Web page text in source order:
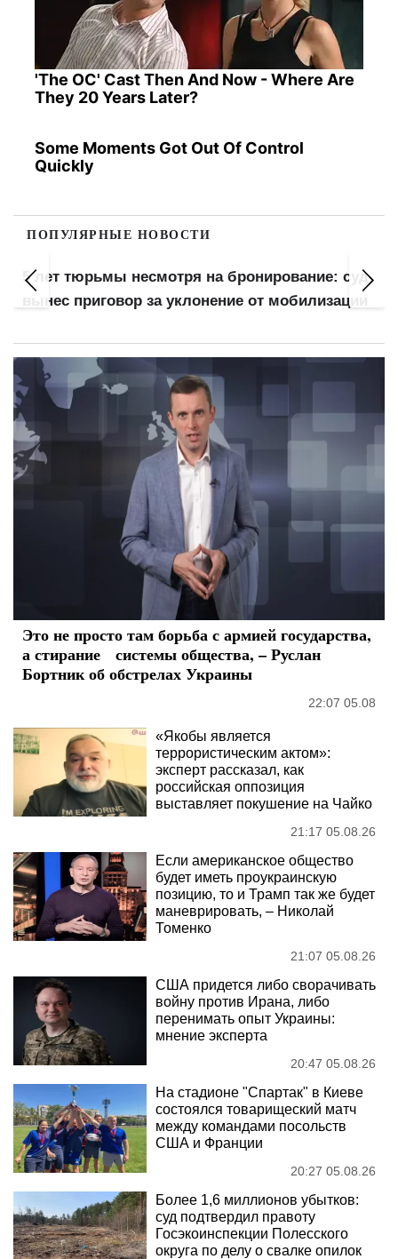
'The OC' Cast Then And Now - Where Are
They 20 Years Later?
Some Moments Got Out Of Control
Quickly
ПОПУЛЯРНЫЕ НОВОСТИ
суд
предупредили о новых правилах взыскания
долгов
Это не просто там борьба с армией государства,
а стирание системы общества, – Руслан
Бортник об обстрелах Украины
22:07 05.08
«Якобы является
террористическим актом»:
эксперт рассказал, как
российская оппозиция
выставляет покушение на Чайко
21:17 05.08.26
Если американское общество
будет иметь проукраинскую
позицию, то и Трамп так же будет
маневрировать, – Николай
Томенко
21:07 05.08.26
США придется либо сворачивать
войну против Ирана, либо
перенимать опыт Украины:
мнение эксперта
20:47 05.08.26
На стадионе "Спартак" в Киеве
состоялся товарищеский матч
между командами посольств
США и Франции
20:27 05.08.26
Более 1,6 миллионов убытков:
суд подтвердил правоту
Госэкоинспекции Полесского
округа по делу о свалке опилок